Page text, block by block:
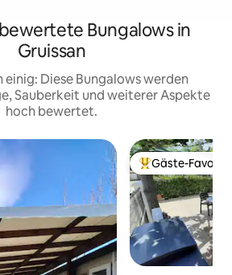
Bungalows in
Gruissan
einig: Diese Bungalows werden
Sauberkeit und weiterer Aspekte
hoch bewertet.
Beliebter Gäste-
Gäste-Favorit